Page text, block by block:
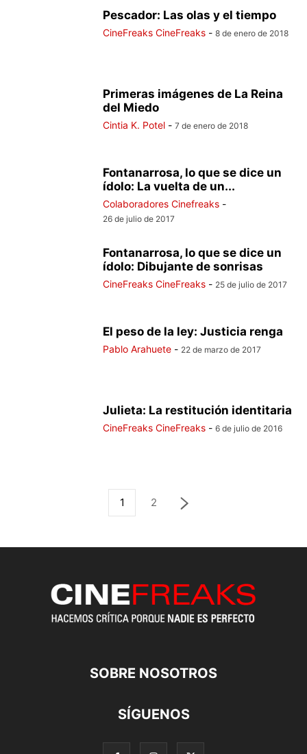
Pescador: Las olas y el tiempo
CineFreaks CineFreaks - 8 de enero de 2018
Primeras imágenes de La Reina
del Miedo
Cintia K. Potel - 7 de enero de 2018
Fontanarrosa, lo que se dice un
ídolo: La vuelta de un...
Colaboradores Cinefreaks -
26 de julio de 2017
Fontanarrosa, lo que se dice un
ídolo: Dibujante de sonrisas
CineFreaks CineFreaks - 25 de julio de 2017
El peso de la ley: Justicia renga
Pablo Arahuete - 22 de marzo de 2017
Julieta: La restitución identitaria
CineFreaks CineFreaks - 6 de julio de 2016
1 2
SOBRE NOSOTROS
SÍGUENOS